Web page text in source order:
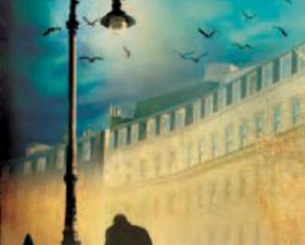
LIRE LA SUITE